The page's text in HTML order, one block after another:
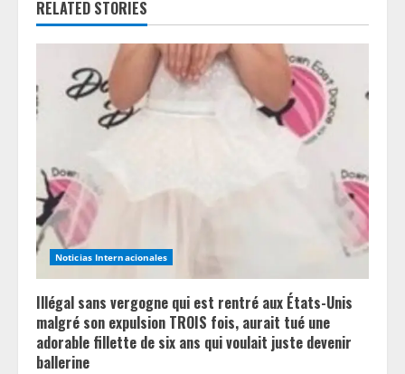
e
e
d
i
n
g
RELATED STORIES
Noticias Internacionales
Illégal sans vergogne qui est rentré aux États-Unis
malgré son expulsion TROIS fois, aurait tué une
adorable fillette de six ans qui voulait juste devenir
ballerine